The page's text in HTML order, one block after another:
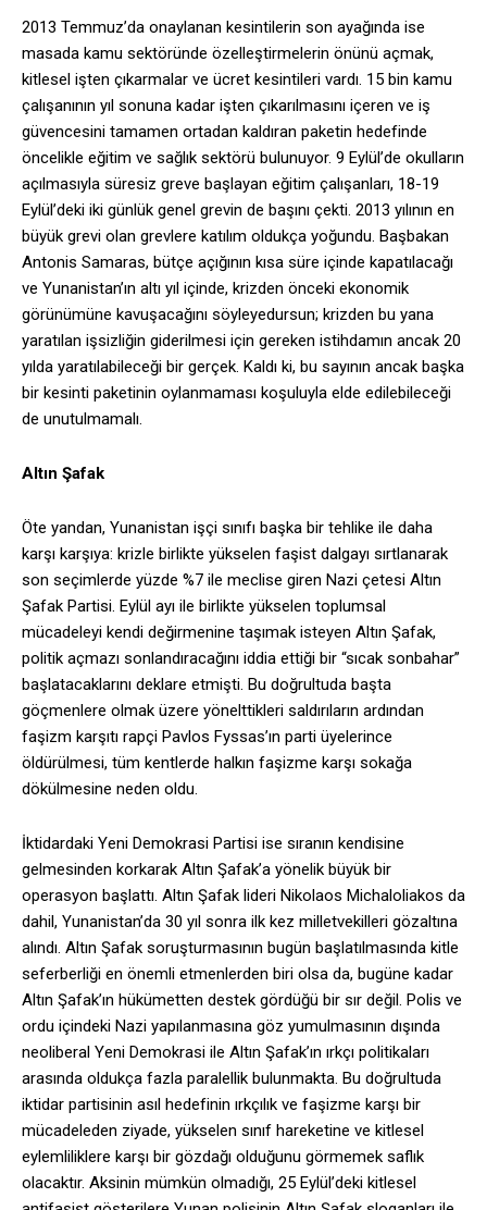
2013 Temmuz’da onaylanan kesintilerin son ayağında ise
masada kamu sektöründe özelleştirmelerin önünü açmak,
kitlesel işten çıkarmalar ve ücret kesintileri vardı. 15 bin kamu
çalışanının yıl sonuna kadar işten çıkarılmasını içeren ve iş
güvencesini tamamen ortadan kaldıran paketin hedefinde
öncelikle eğitim ve sağlık sektörü bulunuyor. 9 Eylül’de okulların
açılmasıyla süresiz greve başlayan eğitim çalışanları, 18-19
Eylül’deki iki günlük genel grevin de başını çekti. 2013 yılının en
büyük grevi olan grevlere katılım oldukça yoğundu. Başbakan
Antonis Samaras, bütçe açığının kısa süre içinde kapatılacağı
ve Yunanistan’ın altı yıl içinde, krizden önceki ekonomik
görünümüne kavuşacağını söyleyedursun; krizden bu yana
yaratılan işsizliğin giderilmesi için gereken istihdamın ancak 20
yılda yaratılabileceği bir gerçek. Kaldı ki, bu sayının ancak başka
bir kesinti paketinin oylanmaması koşuluyla elde edilebileceği
de unutulmamalı.
Altın Şafak
Öte yandan, Yunanistan işçi sınıfı başka bir tehlike ile daha
karşı karşıya: krizle birlikte yükselen faşist dalgayı sırtlanarak
son seçimlerde yüzde %7 ile meclise giren Nazi çetesi Altın
Şafak Partisi. Eylül ayı ile birlikte yükselen toplumsal
mücadeleyi kendi değirmenine taşımak isteyen Altın Şafak,
politik açmazı sonlandıracağını iddia ettiği bir “sıcak sonbahar”
başlatacaklarını deklare etmişti. Bu doğrultuda başta
göçmenlere olmak üzere yönelttikleri saldırıların ardından
faşizm karşıtı rapçi Pavlos Fyssas’ın parti üyelerince
öldürülmesi, tüm kentlerde halkın faşizme karşı sokağa
dökülmesine neden oldu.
İktidardaki Yeni Demokrasi Partisi ise sıranın kendisine
gelmesinden korkarak Altın Şafak’a yönelik büyük bir
operasyon başlattı. Altın Şafak lideri Nikolaos Michaloliakos da
dahil, Yunanistan’da 30 yıl sonra ilk kez milletvekilleri gözaltına
alındı. Altın Şafak soruşturmasının bugün başlatılmasında kitle
seferberliği en önemli etmenlerden biri olsa da, bugüne kadar
Altın Şafak’ın hükümetten destek gördüğü bir sır değil. Polis ve
ordu içindeki Nazi yapılanmasına göz yumulmasının dışında
neoliberal Yeni Demokrasi ile Altın Şafak’ın ırkçı politikaları
arasında oldukça fazla paralellik bulunmakta. Bu doğrultuda
iktidar partisinin asıl hedefinin ırkçılık ve faşizme karşı bir
mücadeleden ziyade, yükselen sınıf hareketine ve kitlesel
eylemliliklere karşı bir gözdağı olduğunu görmemek saflık
olacaktır. Aksinin mümkün olmadığı, 25 Eylül’deki kitlesel